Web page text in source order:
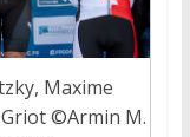
Maxime
©Armin M.